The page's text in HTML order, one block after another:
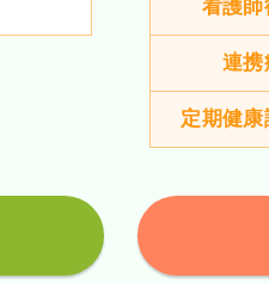
看護師
連携
定期健康